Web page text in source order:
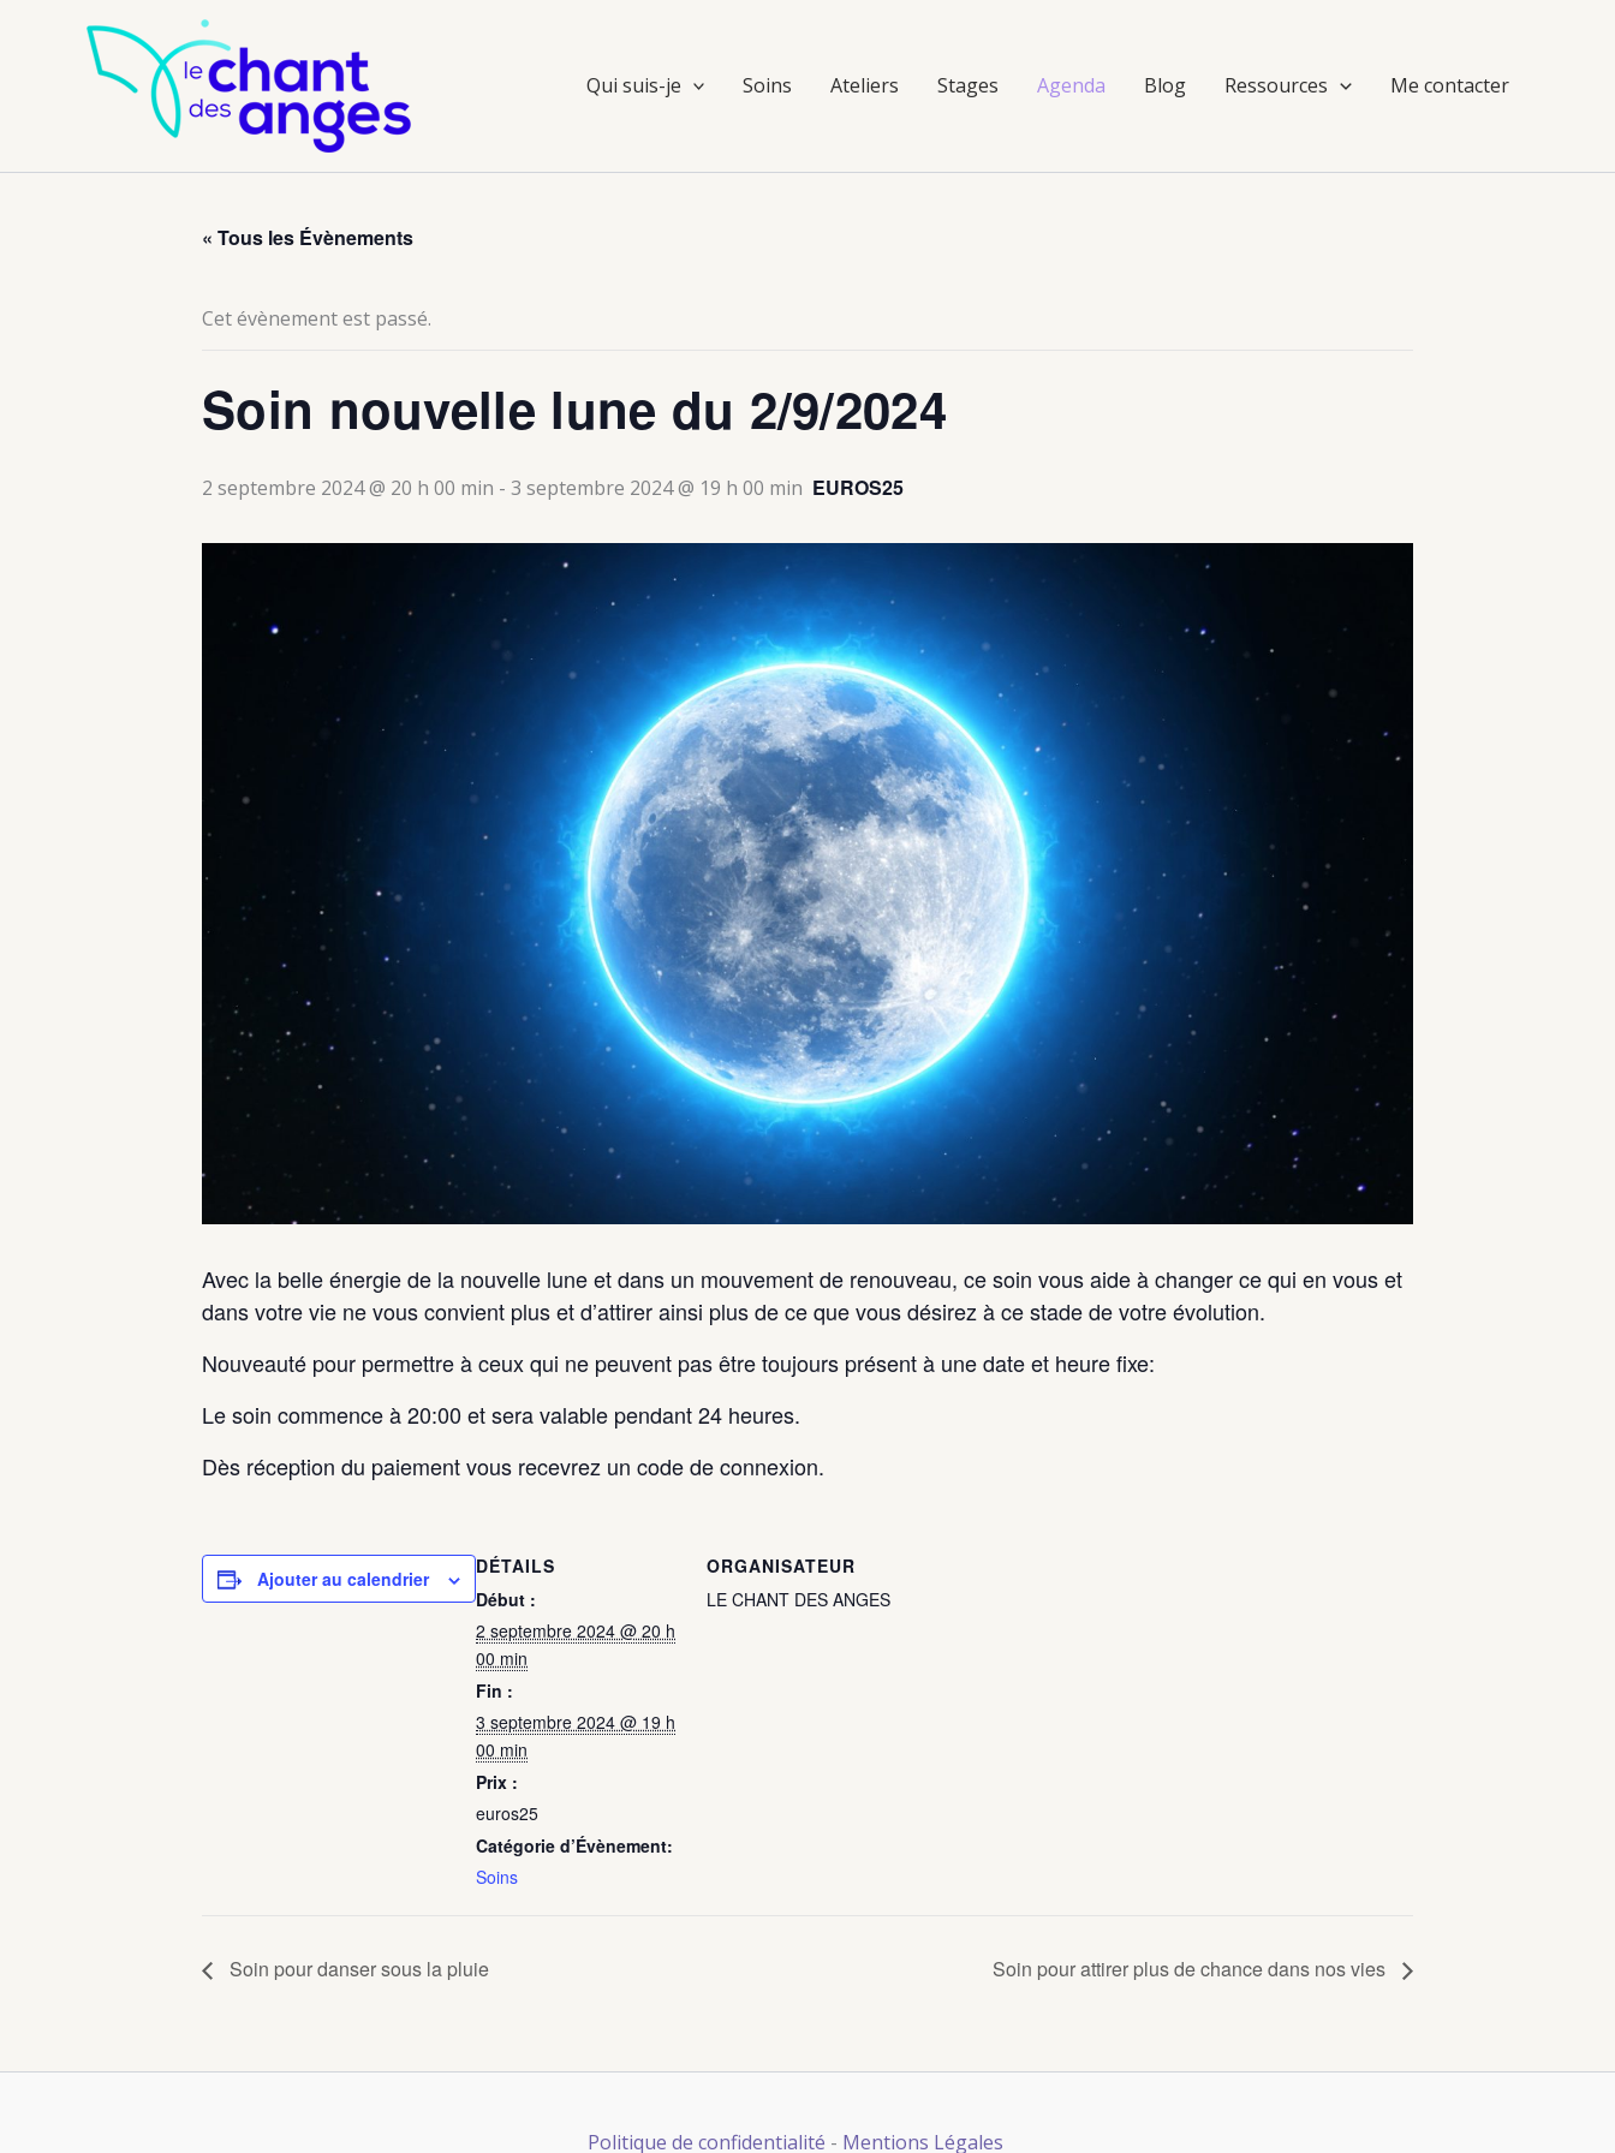
Qui suis-je Soins Ateliers Stages Agenda Blog Ressources Me contacter
« Tous les Évènements
Cet évènement est passé.
Soin nouvelle lune du 2/9/2024
2 septembre 2024 @ 20 h 00 min - 3 septembre 2024 @ 19 h 00 min EUROS25
Avec la belle énergie de la nouvelle lune et dans un mouvement de renouveau, ce soin vous aide à changer ce qui en vous et
dans votre vie ne vous convient plus et d’attirer ainsi plus de ce que vous désirez à ce stade de votre évolution.
Nouveauté pour permettre à ceux qui ne peuvent pas être toujours présent à une date et heure fixe:
Le soin commence à 20:00 et sera valable pendant 24 heures.
Dès réception du paiement vous recevrez un code de connexion.
Ajouter au calendrier
DÉTAILS
Début :
2 septembre 2024 @ 20 h
00 min
Fin :
3 septembre 2024 @ 19 h
00 min
Prix :
euros25
Catégorie d’Évènement:
Soins
ORGANISATEUR
LE CHANT DES ANGES
Soin pour danser sous la pluie Soin pour attirer plus de chance dans nos vies
Politique de confidentialité - Mentions Légales